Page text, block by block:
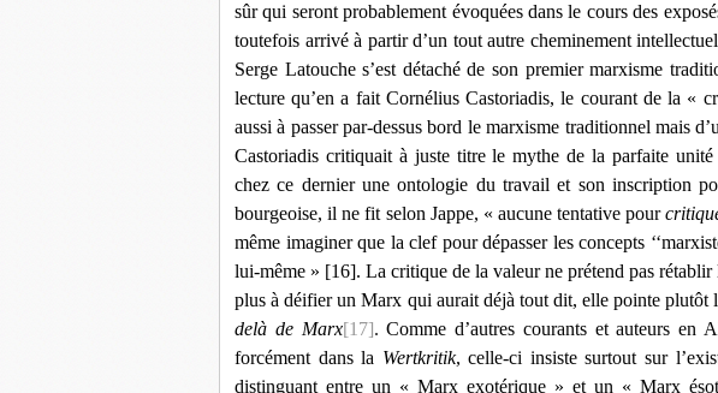
sûr qui seront probablement évoquées dans le cours des
toutefois arrivé à partir d’un tout autre cheminement
Serge Latouche s’est détaché de son premier marxisme
lecture qu’en a fait Cornélius Castoriadis, le courant de la «
aussi à passer par-dessus bord le marxisme traditionnel mais
Castoriadis critiquait à juste titre le mythe de la parfaite
chez ce dernier une ontologie du travail et son inscription
bourgeoise, il ne fit selon Jappe, « aucune tentative pour
même imaginer que la clef pour dépasser les concepts
lui-même » [16]. La critique de la valeur ne prétend pas
plus à déifier un Marx qui aurait déjà tout dit, elle pointe plutôt
delà de Marx[17].Comme d’autres courants et auteurs en
forcément dans la Wertkritik, celle-ci insiste surtout sur
distinguant entre un « Marx exotérique » et un « Marx